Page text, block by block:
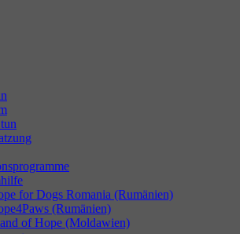
for Dogs Romania (Rumänien)
(Rumänien)
of Hope (Moldawien)